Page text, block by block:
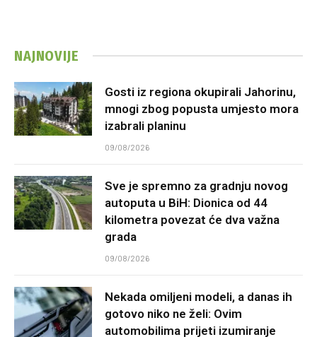
NAJNOVIJE
Gosti iz regiona okupirali Jahorinu,
mnogi zbog popusta umjesto mora
izabrali planinu
09/08/2026
Sve je spremno za gradnju novog
autoputa u BiH: Dionica od 44
kilometra povezat će dva važna
grada
09/08/2026
Nekada omiljeni modeli, a danas ih
gotovo niko ne želi: Ovim
automobilima prijeti izumiranje